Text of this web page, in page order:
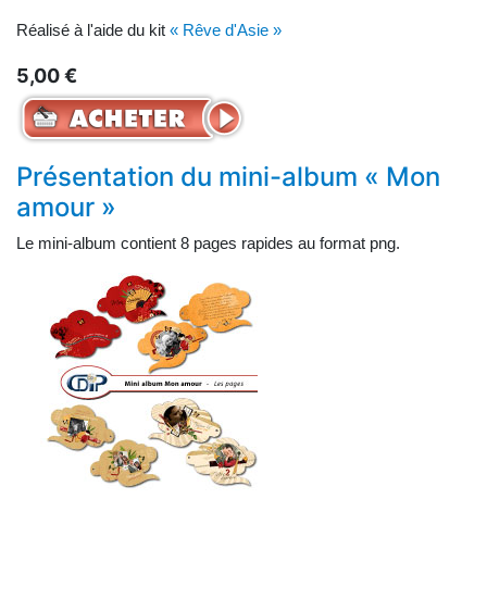
Réalisé à l'aide du kit « Rêve d'Asie »
5,00 €
Présentation du mini-album « Mon
amour »
Le mini-album contient 8 pages rapides au format png.